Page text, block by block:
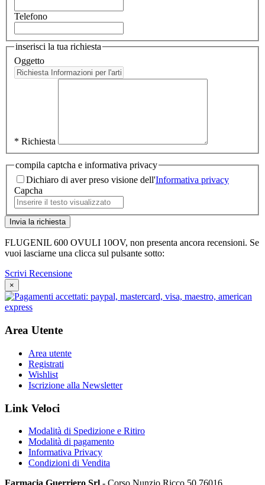
Telefono
inserisci la tua richiesta
Oggetto
* Richiesta
compila captcha e informativa privacy
Dichiaro di aver preso visione dell'Informativa privacy
Capcha
FLUGENIL 600 OVULI 10OV, non presenta ancora recensioni. Se
vuoi lasciarne una clicca sul pulsante sotto:
Scrivi Recensione
×
Area Utente
Area utente
Registrati
Wishlist
Iscrizione alla Newsletter
Link Veloci
Modalità di Spedizione e Ritiro
Modalità di pagamento
Informativa Privacy
Condizioni di Vendita